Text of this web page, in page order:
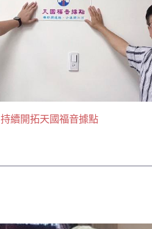
持續開拓天國福音據點